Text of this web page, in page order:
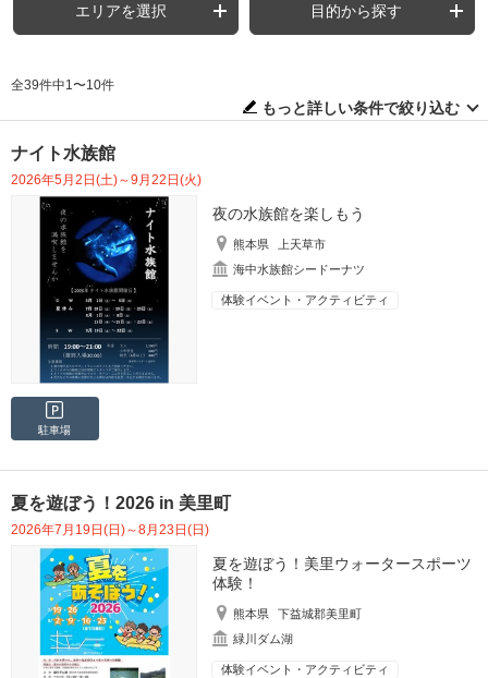
エリアを選択 目的から探す
全39件中1〜10件
もっと詳しい条件で絞り込む
ナイト水族館
2026年5月2日(土)～9月22日(火)
夜の水族館を楽しもう
熊本県
上天草市
海中水族館シードーナツ
体験イベント・アクティビティ
駐車場
夏を遊ぼう！2026 in 美里町
2026年7月19日(日)～8月23日(日)
夏を遊ぼう！美里ウォータースポーツ
体験！
熊本県
下益城郡美里町
緑川ダム湖
体験イベント・アクティビティ